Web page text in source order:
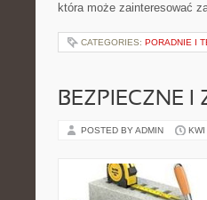
która może zainteresować
CATEGORIES: PORADNIE I
BEZPIECZNE I
POSTED BY ADMIN